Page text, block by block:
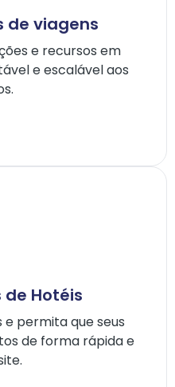
de viagens
e recursos em
e escalável aos
Hotéis
permita que seus
de forma rápida e